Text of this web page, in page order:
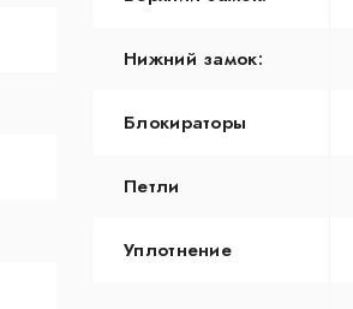
Нижний замок:
Блокираторы
Петли
Уплотнение